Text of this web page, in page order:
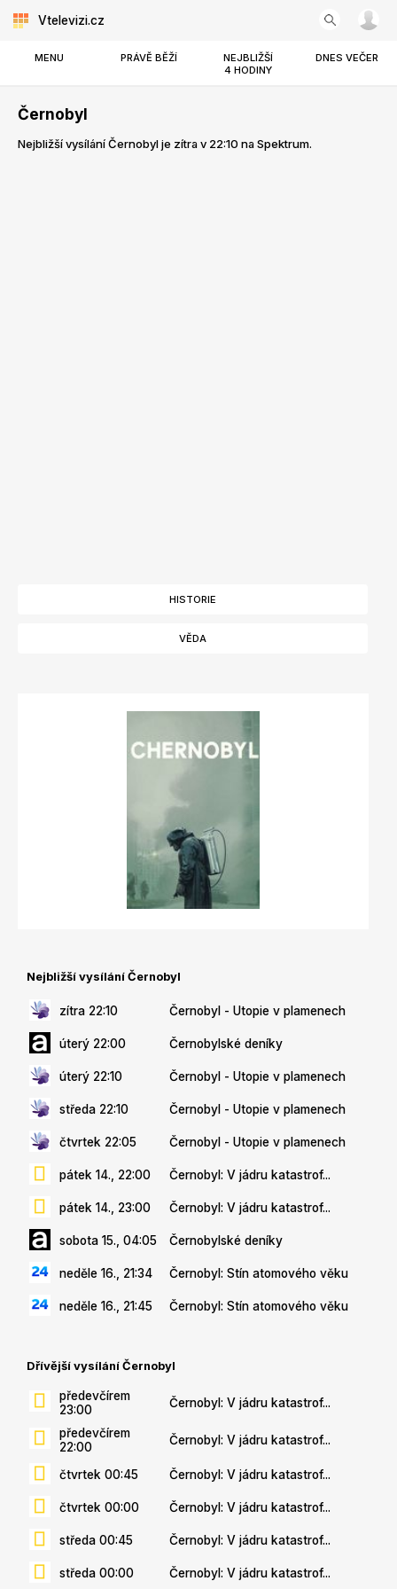
Vtelevizi.cz
MENU PRÁVĚ BĚŽÍ
NEJBLIŽŠÍ
4 HODINY
DNES VEČER
Černobyl
Nejbližší vysílání Černobyl je zítra v 22:10 na Spektrum.
HISTORIE
VĚDA
Nejbližší vysílání Černobyl
zítra 22:10 Černobyl - Utopie v plamenech
úterý 22:00 Černobylské deníky
úterý 22:10 Černobyl - Utopie v plamenech
středa 22:10 Černobyl - Utopie v plamenech
čtvrtek 22:05 Černobyl - Utopie v plamenech
pátek 14., 22:00 Černobyl: V jádru katastrof...
pátek 14., 23:00 Černobyl: V jádru katastrof...
sobota 15., 04:05 Černobylské deníky
neděle 16., 21:34 Černobyl: Stín atomového věku
neděle 16., 21:45 Černobyl: Stín atomového věku
Dřívější vysílání Černobyl
předevčírem
23:00
Černobyl: V jádru katastrof...
předevčírem
22:00
Černobyl: V jádru katastrof...
čtvrtek 00:45 Černobyl: V jádru katastrof...
čtvrtek 00:00 Černobyl: V jádru katastrof...
středa 00:45 Černobyl: V jádru katastrof...
středa 00:00 Černobyl: V jádru katastrof...